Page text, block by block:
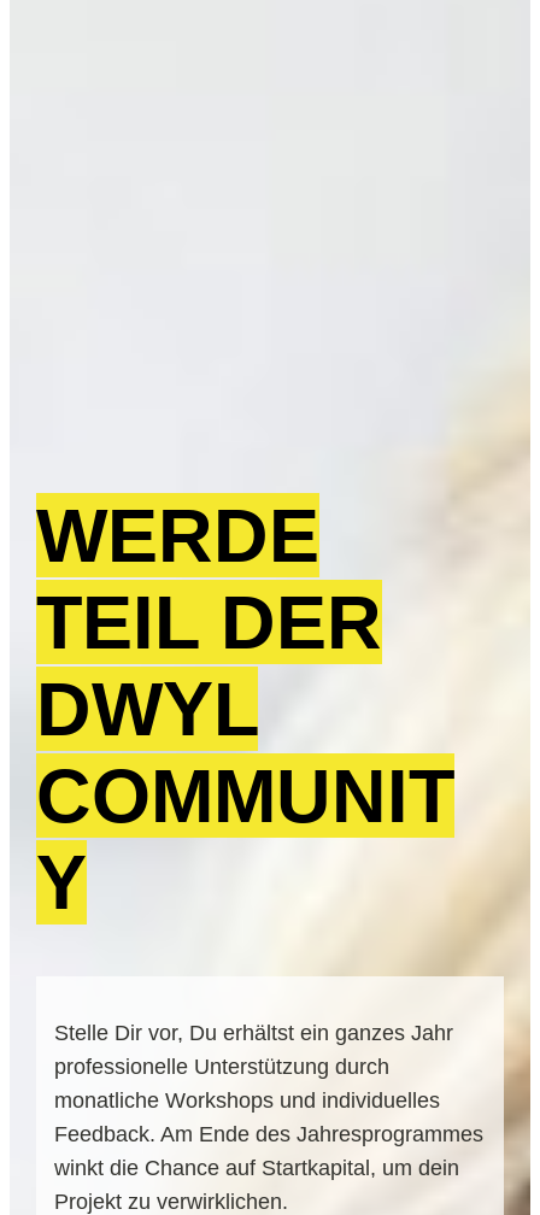
WERDE
TEIL DER
DWYL
COMMUNIT
Y
Stelle Dir vor, Du erhältst ein ganzes Jahr
professionelle Unterstützung durch
monatliche Workshops und individuelles
Feedback. Am Ende des Jahresprogrammes
winkt die Chance auf Startkapital, um dein
Projekt zu verwirklichen.